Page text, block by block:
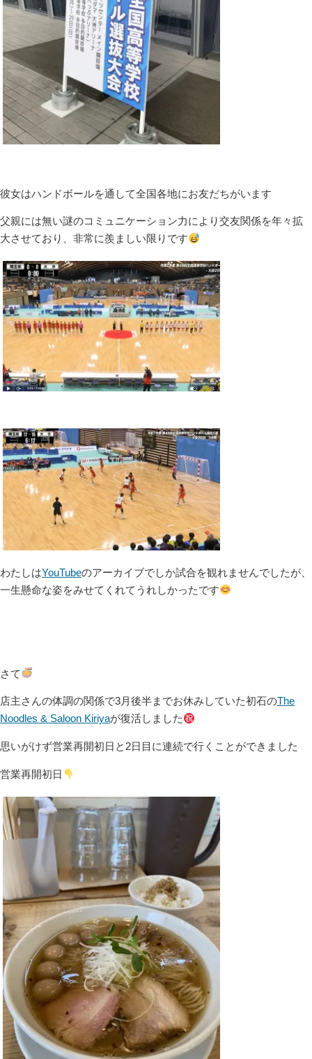
彼女はハンドボールを通して全国各地にお友だちがいます
父親には無い謎のコミュニケーション力により交友関係を年々拡
大させており、非常に羨ましい限りです
わたしはYouTubeのアーカイブでしか試合を観れませんでしたが、
一生懸命な姿をみせてくれてうれしかったです
さて
店主さんの体調の関係で3月後半までお休みしていた初石のThe
Noodles & Saloon Kiriyaが復活しました
思いがけず営業再開初日と2日目に連続で行くことができました
営業再開初日